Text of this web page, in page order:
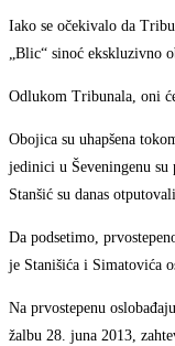
Iako se očekivalo da
„Blic“ sinoć ekskluzivno
Odlukom Tribunala, oni
Obojica su uhapšena
jedinici u Ševeningenu
Stanšić su danas
Da podsetimo,
je Stanišića i Simatovića
Na prvostepenu
žalbu 28. juna 2013,